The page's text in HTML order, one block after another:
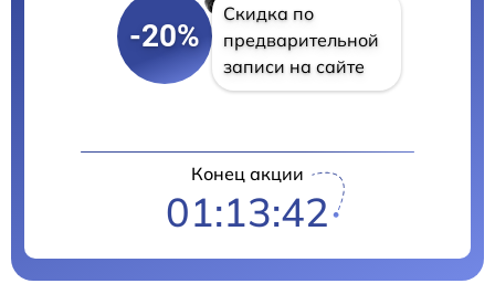
-20%
Скидка по
предварительной
записи на сайте
Конец акции
01:13:41